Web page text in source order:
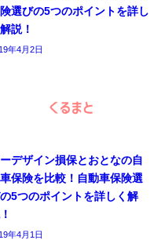
選びの5つのポイントを詳し
説！
年4月2日
デザイン損保とおとなの自
保険を比較！自動車保険選
5つのポイントを詳しく解
年4月1日